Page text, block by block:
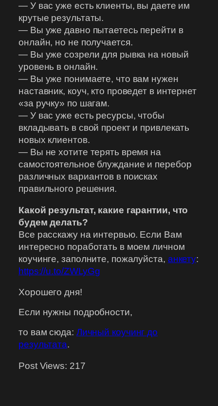
— У вас уже есть клиенты, вы даете им
крутые результаты.
— Вы уже давно пытаетесь перейти в
онлайн, но не получается.
— Вы уже созрели для рывка на новый
уровень в онлайн.
— Вы уже понимаете, что вам нужен
наставник, коуч, кто проведет в интернет
«за ручку» по шагам.
— У вас уже есть ресурсы, чтобы
вкладывать в свой проект и привлекать
новых клиентов.
— Вы не хотите терять время на
самостоятельное блуждание и перебор
различных вариантов в поисках
правильного решения.
Какой результат, какие гарантии, что
будем делать?
Все расскажу на интервью. Если Вам
интересно поработать в моем личном
коучинге, заполните, пожалуйста, анкету:
https://u.to/ZWLyGg
Хорошего дня!
Если нужны подробности,
то вам сюда: Личный коучинг до
результата.
Post Views: 217